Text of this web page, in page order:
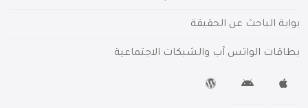
بوابة الباحث عن الحقيقة
بطاقات الواتس آب والشبكات الاجتماعية